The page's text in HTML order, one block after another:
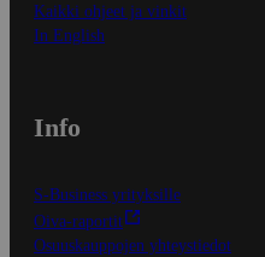
Kaikki ohjeet ja vinkit
In English
Info
S-Business yrityksille
Oiva-raportit
Osuuskauppojen yhteystiedot